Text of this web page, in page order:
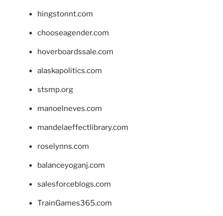
hingstonnt.com
chooseagender.com
hoverboardssale.com
alaskapolitics.com
stsmp.org
manoelneves.com
mandelaeffectlibrary.com
roselynns.com
balanceyoganj.com
salesforceblogs.com
TrainGames365.com